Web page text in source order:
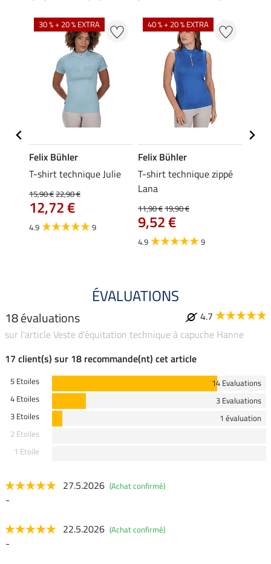
30 % + 20 % EXTRA
Felix Bühler
T-shirt technique Julie
15,90 €22,90 €
12,72 €
4.9 9
40 % + 20 % EXTRA
Felix Bühler
T-shirt technique zippé
Lana
11,90 €19,90 €
9,52 €
4.9 9
ÉVALUATIONS
18 évaluations
4.7
sur l'article Veste d'équitation technique à capuche Hanne
17 client(s) sur 18 recommande(nt) cet article
5 Etoiles
14 Evaluations
4 Etoiles
3 Evaluations
3 Etoiles
1 évaluation
2 Etoiles
1 Etoile
27.5.2026 (Achat confirmé)
-
22.5.2026 (Achat confirmé)
-